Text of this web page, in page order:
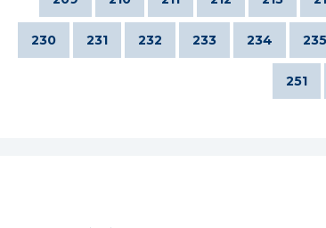
230 231 232 233 234 235
251